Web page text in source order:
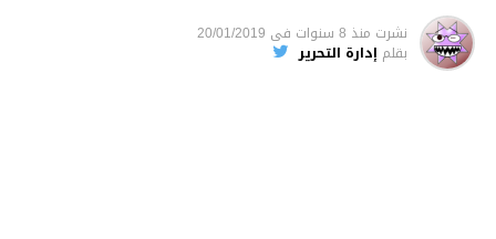
نشرت منذ 8 سنوات فى 20/01/2019
بقلم إدارة التحرير